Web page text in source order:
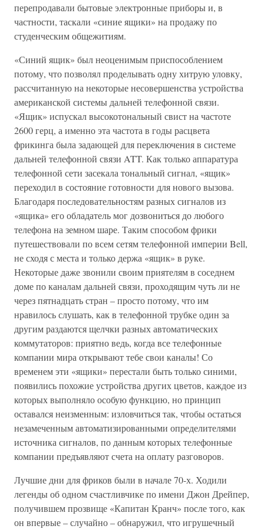
перепродавали бытовые электронные приборы и, в
частности, таскали «синие ящики» на продажу по
студенческим общежитиям.
«Синий ящик» был неоценимым приспособлением
потому, что позволял проделывать одну хитрую уловку,
рассчитанную на некоторые несовершенства устройства
американской системы дальней телефонной связи.
«Ящик» испускал высокотональный свист на частоте
2600 герц, а именно эта частота в годы расцвета
фрикинга была задающей для переключения в системе
дальней телефонной связи ATT. Как только аппаратура
телефонной сети засекала тональный сигнал, «ящик»
переходил в состояние готовности для нового вызова.
Благодаря последовательностям разных сигналов из
«ящика» его обладатель мог дозвониться до любого
телефона на земном шаре. Таким способом фрики
путешествовали по всем сетям телефонной империи Bell,
не сходя с места и только держа «ящик» в руке.
Некоторые даже звонили своим приятелям в соседнем
доме по каналам дальней связи, проходящим чуть ли не
через пятнадцать стран – просто потому, что им
нравилось слушать, как в телефонной трубке один за
другим раздаются щелчки разных автоматических
коммутаторов: приятно ведь, когда все телефонные
компании мира открывают тебе свои каналы! Со
временем эти «ящики» перестали быть только синими,
появились похожие устройства других цветов, каждое из
которых выполняло особую функцию, но принцип
оставался неизменным: изловчиться так, чтобы остаться
незамеченным автоматизированными определителями
источника сигналов, по данным которых телефонные
компании предъявляют счета на оплату разговоров.
Лучшие дни для фриков были в начале 70-х. Ходили
легенды об одном счастливчике по имени Джон Дрейпер,
получившем прозвище «Капитан Кранч» после того, как
он впервые – случайно – обнаружил, что игрушечный